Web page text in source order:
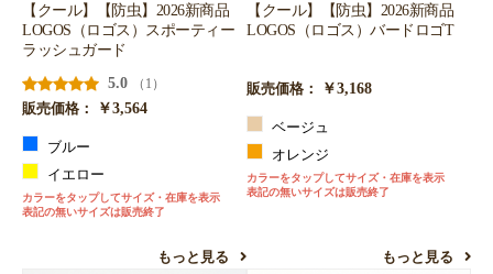
【クール】【防虫】2026新商品
LOGOS（ロゴス）スポーティー
ラッシュガード
5.0
（1）
販売価格：
￥3,564
ブルー
イエロー
カラーをタップしてサイズ・在庫を表示
表記の無いサイズは販売終了
もっと見る
【クール】【防虫】2026新商品
LOGOS（ロゴス）バードロゴT
販売価格： ￥3,168
ベージュ
オレンジ
カラーをタップしてサイズ・在庫を表示
表記の無いサイズは販売終了
もっと見る